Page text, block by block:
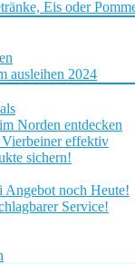
Eis oder
ausleihen 2024
Norden entdecken
Vierbeiner effektiv
sichern!
Angebot noch Heute!
Service!